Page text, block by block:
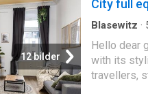
12 bilder
City full
Blasewitz ·
Hello dear
with its
travellers,